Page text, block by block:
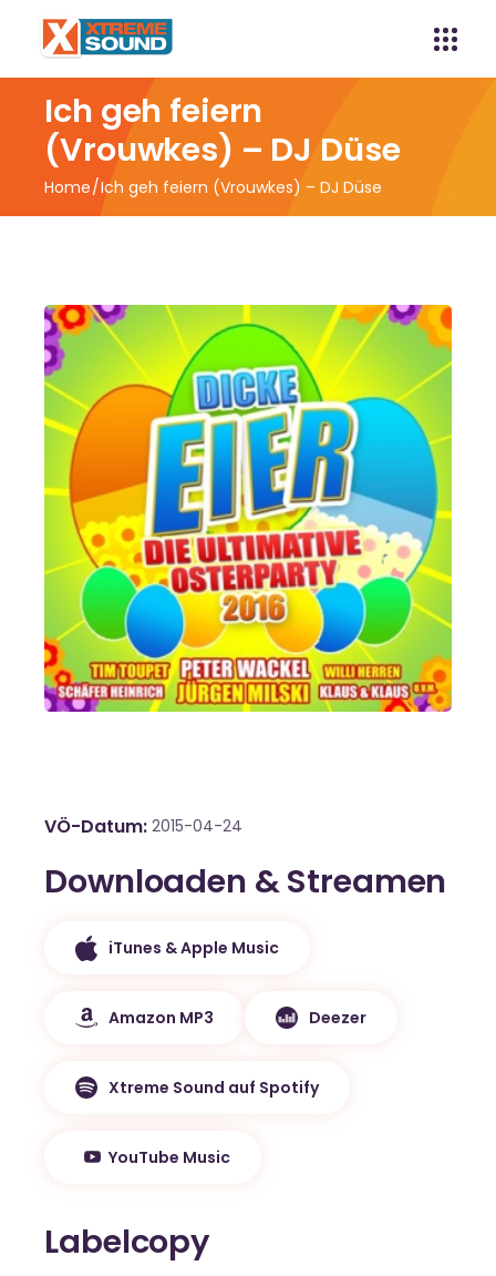
Ich geh feiern
(Vrouwkes) – DJ Düse
Home Ich geh feiern (Vrouwkes) – DJ Düse
VÖ-Datum 2015-04-24
Downloaden & Streamen
iTunes & Apple Music
Amazon MP3 Deezer
Xtreme Sound auf Spotify
YouTube Music
Labelcopy